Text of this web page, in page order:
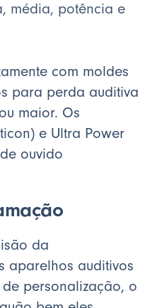
média, potência e
com moldes
para perda auditiva
maior. Os
e Ultra Power
ouvido
da
aparelhos auditivos
personalização, o